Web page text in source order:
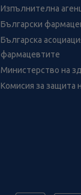
Изпълнителна
Български
Българска
фармацевтите
Министерство на
Комисия за защита